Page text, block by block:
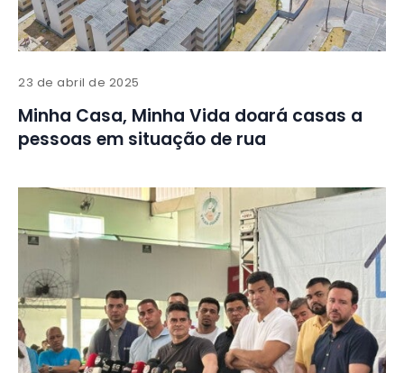
23 de abril de 2025
Minha Casa, Minha Vida doará casas a
pessoas em situação de rua